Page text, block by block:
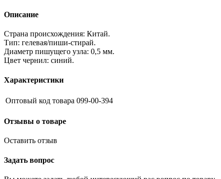
Описание
Страна происхождения: Китай.
Тип: гелевая/пиши-стирай.
Диаметр пишущего узла: 0,5 мм.
Цвет чернил: синий.
Характеристики
Оптовый код товара 099-00-394
Отзывы о товаре
Оставить отзыв
Задать вопрос